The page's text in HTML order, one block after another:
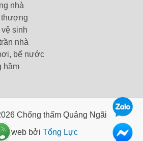
nhà
thượng
sinh
nhà
bể nước
hầm
Chống thấm Quảng Ngãi
web bởi Tổng Lực